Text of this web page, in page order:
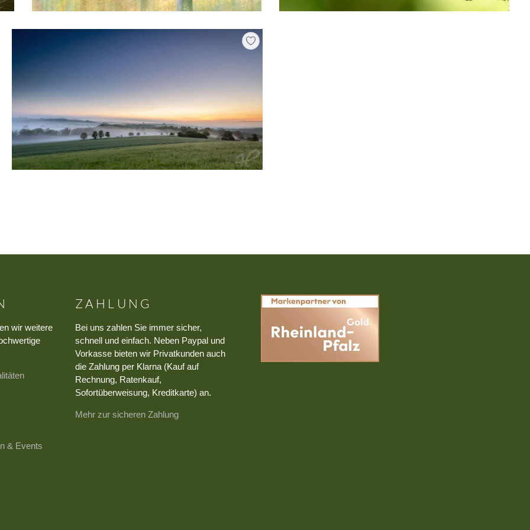
wir weitere
& Events
ZAHLUNG
Bei uns zahlen Sie immer sicher,
schnell und einfach. Neben Paypal und
Vorkasse bieten wir Privatkunden auch
die Zahlung per Klarna (Kauf auf
Rechnung, Ratenkauf,
Sofortüberweisung, Kreditkarte) an.
Mehr zur sicheren Zahlung